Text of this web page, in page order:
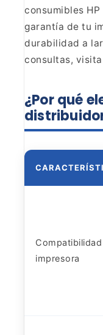
consumibles
garantía de tu
durabilidad a
consultas, visita
¿Por qué
impresora